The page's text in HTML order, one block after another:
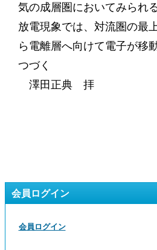
気の成層圏においてみられ
放電現象では、対流圏の最
ら電離層へ向けて電子が移
つづく
澤田正典 拝
会員ログイン
会員ログイン